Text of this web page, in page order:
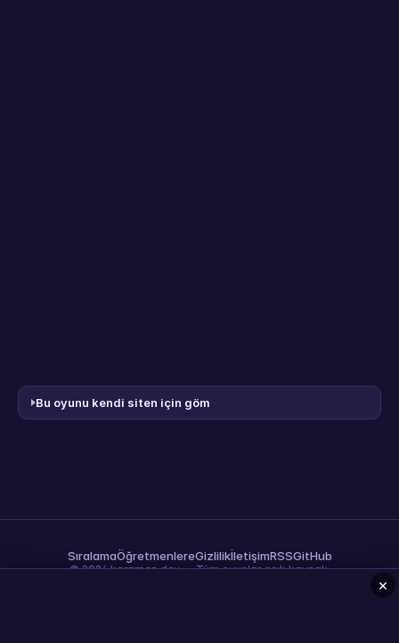
Bu oyunu kendi siten için göm
SıralamaÖğretmenlereGizlilikİletişimRSSGitHub
© 2026 karaman.dev — Tüm oyunlar açık kaynak.
×